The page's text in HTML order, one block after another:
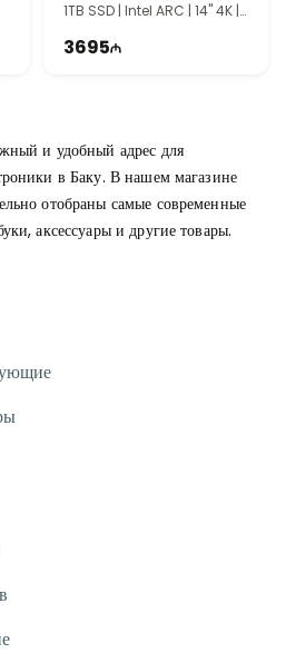
1TB SSD | Intel ARC | 14" 4K |
3695
и удобный адрес для
в Баку. В нашем магазине
отобраны самые современные
аксессуары и другие товары.